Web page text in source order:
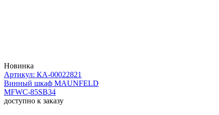
Новинка
Артикул: КА-00022821
Винный шкаф MAUNFELD
MFWC-85SB34
доступно к заказу